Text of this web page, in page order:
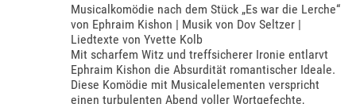
Musicalkomödie nach dem Stück „Es war die Lerche“
von Ephraim Kishon | Musik von Dov Seltzer |
Liedtexte von Yvette Kolb
Mit scharfem Witz und treffsicherer Ironie entlarvt
Ephraim Kishon die Absurdität romantischer Ideale.
Diese Komödie mit Musicalelementen verspricht
einen turbulenten Abend voller Wortgefechte,